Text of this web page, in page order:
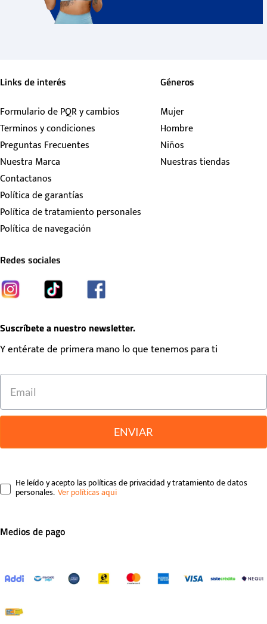
Links de interés
Formulario de PQR y cambios
Terminos y condiciones
Preguntas Frecuentes
Nuestra Marca
Contactanos
Política de garantías
Política de tratamiento personales
Política de navegación
Géneros
Mujer
Hombre
Niños
Nuestras tiendas
Redes sociales
Suscríbete a nuestro newsletter.
Y entérate de primera mano lo que tenemos para ti
ENVIAR
He leído y acepto las políticas de privacidad y tratamiento de datos
personales.
Medios de pago